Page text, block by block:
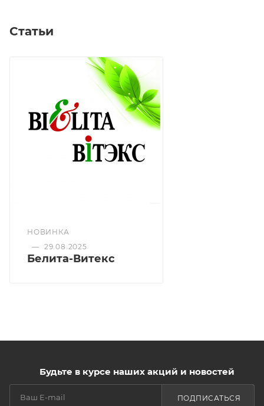
кровоснабжение кожи головы
При регулярном применении бальзама рост волос
увеличивается на 40%.
Статьи
НОВИНКА
— 29.08.2025
Белита-Витекс
Будьте в курсе наших акций и новостей
ПОДПИСАТЬСЯ